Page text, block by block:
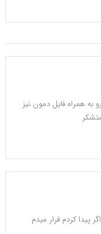
همراه فایل دمون نیز
کردم قرار میدم